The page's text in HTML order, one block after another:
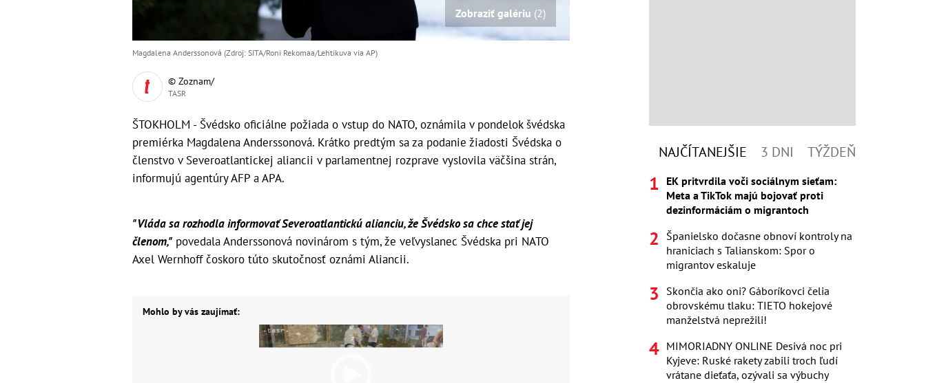
Zobraziť galériu (2)
Magdalena Anderssonová (Zdroj: SITA/Roni Rekomaa/Lehtikuva via AP)
© Zoznam/
TASR
ŠTOKHOLM - Švédsko oficiálne požiada o vstup do NATO, oznámila v pondelok švédska
premiérka Magdalena Anderssonová. Krátko predtým sa za podanie žiadosti Švédska o
členstvo v Severoatlantickej aliancii v parlamentnej rozprave vyslovila väčšina strán,
informujú agentúry AFP a APA.
"Vláda sa rozhodla informovať Severoatlantickú alianciu, že Švédsko sa chce stať jej
členom," povedala Anderssonová novinárom s tým, že veľvyslanec Švédska pri NATO
Axel Wernhoff čoskoro túto skutočnosť oznámi Aliancii.
Mohlo by vás zaujímať:
NAJČÍTANEJŠIE 3 DNI TÝŽDEŇ
EK pritvrdila voči sociálnym sieťam:
Meta a TikTok majú bojovať proti
dezinformáciám o migrantoch
Španielsko dočasne obnoví kontroly na
hraniciach s Talianskom: Spor o
migrantov eskaluje
Skončia ako oni? Gáboríkovci čelia
obrovskému tlaku: TIETO hokejové
manželstvá neprežili!
MIMORIADNY ONLINE Desivá noc pri
Kyjeve: Ruské rakety zabili troch ľudí
vrátane dieťaťa, ozývali sa výbuchy